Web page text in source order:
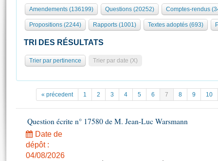
577 députés
Groupes politiques
Commissions et autres organes
Europe et International
Pétitions
Projets de loi
Propositions de loi
Amendements
Textes adoptés
Organisation de l'Assemblée
Présidence Conférence des Présidents Bureau Collège des
Statistiques et chiffres clés
Documents de référence
( Constitution | Règlement de l'Assemblée ... )
Histoire
Juniors
Visite virtuelle du palais Bourbon
Assister à une séance
La Bibliothèque
Contacts et plan d'accès
Photos libres de droit
Amendements (136199) Questions (20252) Comptes-rendus
Propositions (2244) Rapports (1001) Textes adoptés (693)
TRI DES RÉSULTATS
Trier par pertinence Trier par date (X)
« précedent 1 2 3 4 5 6 7 8 9 10
Question écrite n° 17580 de M. Jean-Luc Warsmann
Date de
dépôt :
04/08/2026